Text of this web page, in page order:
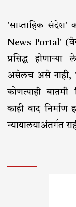
'साप्ताहिक संदेश'
News Portal' (वेब
प्रसिद्ध
असेलच असे नाही,
कोणत्याही बातमी
काही वाद निर्माण
न्यायालयाअंतर्गत